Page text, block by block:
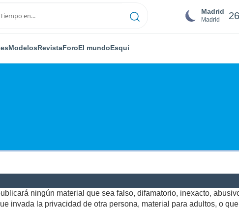
Madrid
Madrid
ModelosRevistaForoEl mundoEsquí
ningún material que sea falso, difamatorio, inexacto,
invada la privacidad de otra persona, material para adultos, o